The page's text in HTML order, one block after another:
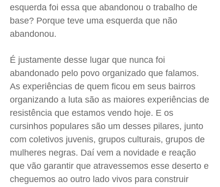
esquerda foi essa que abandonou o trabalho de
base? Porque teve uma esquerda que não
abandonou.
É justamente desse lugar que nunca foi
abandonado pelo povo organizado que falamos.
As experiências de quem ficou em seus bairros
organizando a luta são as maiores experiências de
resistência que estamos vendo hoje. E os
cursinhos populares são um desses pilares, junto
com coletivos juvenis, grupos culturais, grupos de
mulheres negras. Daí vem a novidade e reação
que vão garantir que atravessemos esse deserto e
cheguemos ao outro lado vivos para construir